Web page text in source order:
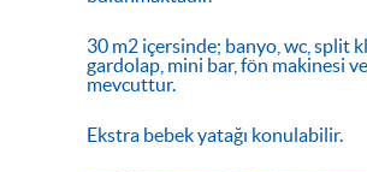
30 m2 içersinde; banyo, wc, split
gardolap, mini bar, fön makinesi
mevcuttur.
Ekstra bebek yatağı konulabilir.